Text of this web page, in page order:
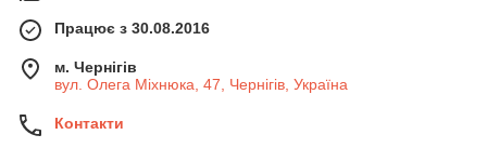
Працює з 30.08.2016
м. Чернігів
вул. Олега Міхнюка, 47, Чернігів, Україна
Контакти